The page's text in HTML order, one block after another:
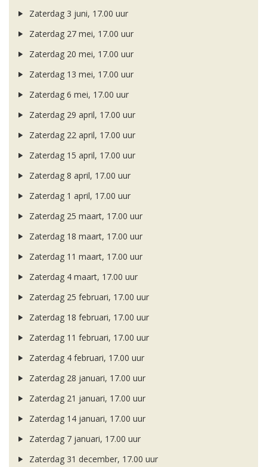
Zaterdag 3 juni, 17.00 uur
Zaterdag 27 mei, 17.00 uur
Zaterdag 20 mei, 17.00 uur
Zaterdag 13 mei, 17.00 uur
Zaterdag 6 mei, 17.00 uur
Zaterdag 29 april, 17.00 uur
Zaterdag 22 april, 17.00 uur
Zaterdag 15 april, 17.00 uur
Zaterdag 8 april, 17.00 uur
Zaterdag 1 april, 17.00 uur
Zaterdag 25 maart, 17.00 uur
Zaterdag 18 maart, 17.00 uur
Zaterdag 11 maart, 17.00 uur
Zaterdag 4 maart, 17.00 uur
Zaterdag 25 februari, 17.00 uur
Zaterdag 18 februari, 17.00 uur
Zaterdag 11 februari, 17.00 uur
Zaterdag 4 februari, 17.00 uur
Zaterdag 28 januari, 17.00 uur
Zaterdag 21 januari, 17.00 uur
Zaterdag 14 januari, 17.00 uur
Zaterdag 7 januari, 17.00 uur
Zaterdag 31 december, 17.00 uur